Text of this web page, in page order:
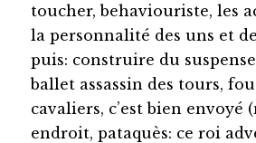
toucher, behaviouriste, les
la personnalité des uns et
puis: construire du
ballet assassin des tours,
cavaliers, c’est bien envoyé
endroit, pataquès: ce roi